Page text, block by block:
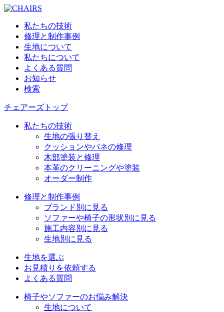
私たちの技術
修理と制作事例
生地について
私たちについて
よくある質問
お知らせ
検索
チェアーズトップ
私たちの技術
生地の張り替え
クッションやバネの修理
木部塗装と修理
本革のクリーニングや塗装
オーダー制作
修理と制作事例
ブランド別に見る
ソファーや椅子の形状別に見る
施工内容別に見る
生地別に見る
生地を選ぶ
お見積りを依頼する
よくある質問
椅子やソファーのお悩み解決
生地について